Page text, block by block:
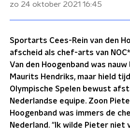
zo 24 oktober 2021 16:45
Sportarts Cees-Rein van den
afscheid als chef-arts van
Van den Hoogenband was
Maurits Hendriks, maar hield
Olympische Spelen bewust
Nederlandse equipe. Zoon
Hoogenband was immers de
Nederland. "Ik wilde Pieter niet